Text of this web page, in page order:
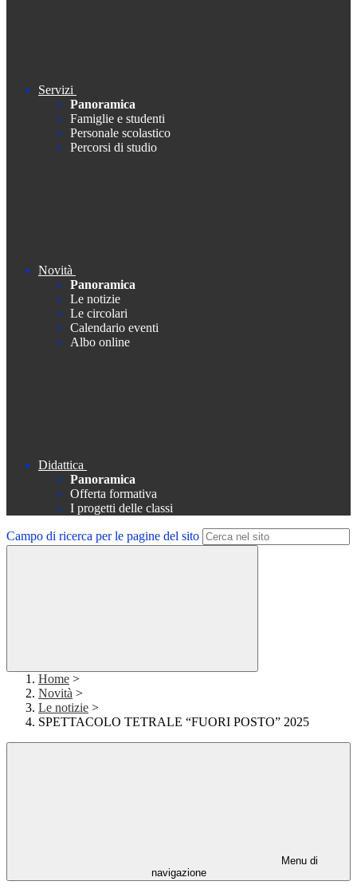
Servizi
Panoramica
Famiglie e studenti
Personale scolastico
Percorsi di studio
Novità
Panoramica
Le notizie
Le circolari
Calendario eventi
Albo online
Didattica
Panoramica
Offerta formativa
I progetti delle classi
Campo di ricerca per le pagine del sito
Home >
Novità >
Le notizie >
SPETTACOLO TETRALE “FUORI POSTO” 2025
Menu di
navigazione